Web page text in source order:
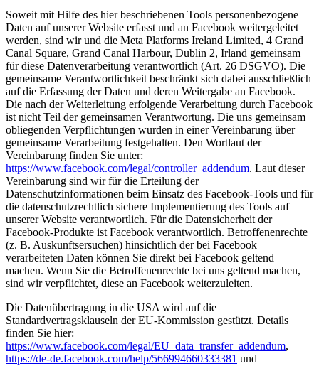
Soweit mit Hilfe des hier beschriebenen Tools personenbezogene
Daten auf unserer Website erfasst und an Facebook weitergeleitet
werden, sind wir und die Meta Platforms Ireland Limited, 4 Grand
Canal Square, Grand Canal Harbour, Dublin 2, Irland gemeinsam
für diese Datenverarbeitung verantwortlich (Art. 26 DSGVO). Die
gemeinsame Verantwortlichkeit beschränkt sich dabei ausschließlich
auf die Erfassung der Daten und deren Weitergabe an Facebook.
Die nach der Weiterleitung erfolgende Verarbeitung durch Facebook
ist nicht Teil der gemeinsamen Verantwortung. Die uns gemeinsam
obliegenden Verpflichtungen wurden in einer Vereinbarung über
gemeinsame Verarbeitung festgehalten. Den Wortlaut der
Vereinbarung finden Sie unter:
https://www.facebook.com/legal/controller_addendum. Laut dieser
Vereinbarung sind wir für die Erteilung der
Datenschutzinformationen beim Einsatz des Facebook-Tools und für
die datenschutzrechtlich sichere Implementierung des Tools auf
unserer Website verantwortlich. Für die Datensicherheit der
Facebook-Produkte ist Facebook verantwortlich. Betroffenenrechte
(z. B. Auskunftsersuchen) hinsichtlich der bei Facebook
verarbeiteten Daten können Sie direkt bei Facebook geltend
machen. Wenn Sie die Betroffenenrechte bei uns geltend machen,
sind wir verpflichtet, diese an Facebook weiterzuleiten.
Die Datenübertragung in die USA wird auf die
Standardvertragsklauseln der EU-Kommission gestützt. Details
finden Sie hier:
https://www.facebook.com/legal/EU_data_transfer_addendum,
https://de-de.facebook.com/help/566994660333381 und